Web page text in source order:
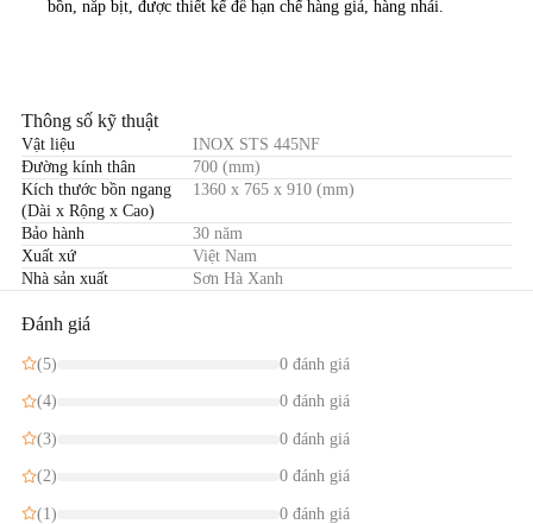
bồn, nắp bịt, được thiết kế để hạn chế hàng giả, hàng nhái.
Thông số kỹ thuật
Vật liệu
INOX STS 445NF
Đường kính thân
700 (mm)
Kích thước bồn ngang
(Dài x Rộng x Cao)
1360 x 765 x 910 (mm)
Bảo hành
30 năm
Xuất xứ
Việt Nam
Nhà sản xuất
Sơn Hà Xanh
Đánh giá
(5) 0 đánh giá
(4) 0 đánh giá
(3) 0 đánh giá
(2) 0 đánh giá
(1) 0 đánh giá